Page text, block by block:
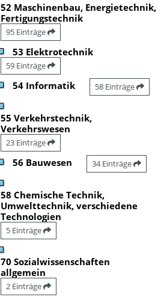
52 Maschinenbau, Energietechnik,
Fertigungstechnik
95 Einträge
53 Elektrotechnik
59 Einträge
54 Informatik 58 Einträge
55 Verkehrstechnik,
Verkehrswesen
23 Einträge
56 Bauwesen 34 Einträge
58 Chemische Technik,
Umwelttechnik, verschiedene
Technologien
5 Einträge
70 Sozialwissenschaften
allgemein
2 Einträge